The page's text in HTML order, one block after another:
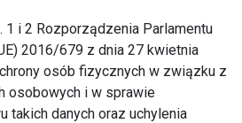
1 i 2 Rozporządzenia Parlamentu
2016/679 z dnia 27 kwietnia
osób fizycznych w związku z
osobowych i w sprawie
takich danych oraz uchylenia